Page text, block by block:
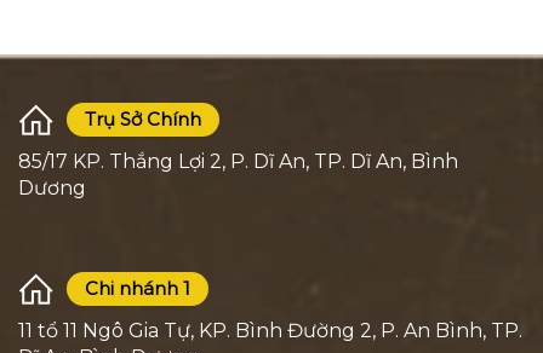
Trụ Sở Chính
85/17 KP. Thắng Lợi 2, P. Dĩ An, TP. Dĩ An, Bình
Dương
Chi nhánh 1
11 tổ 11 Ngô Gia Tự, KP. Bình Đường 2, P. An Bình, TP.